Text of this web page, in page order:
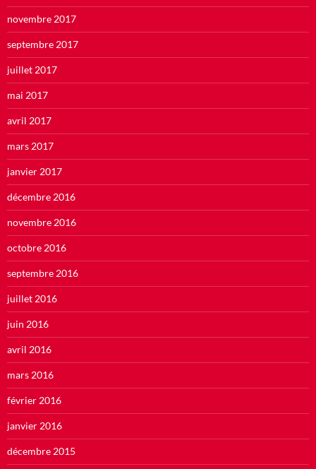
novembre 2017
septembre 2017
juillet 2017
mai 2017
avril 2017
mars 2017
janvier 2017
décembre 2016
novembre 2016
octobre 2016
septembre 2016
juillet 2016
juin 2016
avril 2016
mars 2016
février 2016
janvier 2016
décembre 2015